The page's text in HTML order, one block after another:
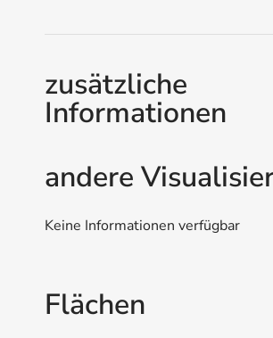
zusätzliche
Informationen
andere
Keine Informationen verfügbar
Flächen